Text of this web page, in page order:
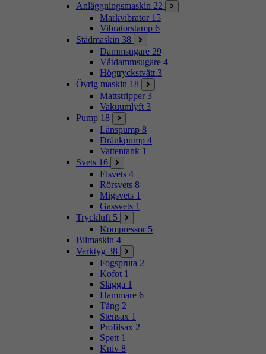
Anläggningsmaskin 22
Markvibrator 15
Vibratorstamp 6
Städmaskin 38
Dammsugare 29
Våtdammsugare 4
Högtryckstvätt 3
Övrig maskin 18
Mattstripper 3
Vakuumlyft 3
Pump 18
Länspump 8
Dränkpump 4
Vattentank 1
Svets 16
Elsvets 4
Rörsvets 8
Migsvets 1
Gassvets 1
Tryckluft 5
Kompressor 5
Bilmaskin 4
Verktyg 38
Fogspruta 2
Kofot 1
Slägga 1
Hammare 6
Tång 2
Stensax 1
Profilsax 2
Spett 1
Kniv 8